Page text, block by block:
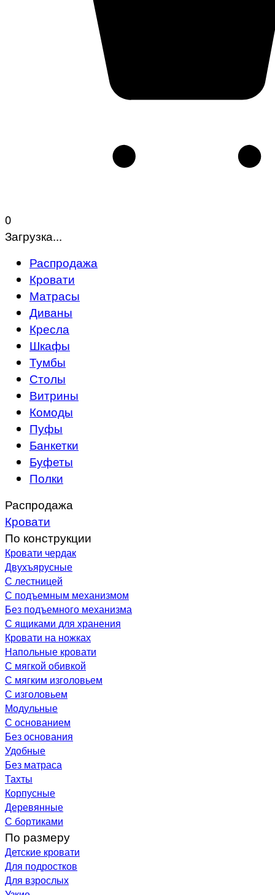
0
Загрузка...
Распродажа
Кровати
Матрасы
Диваны
Кресла
Шкафы
Тумбы
Столы
Витрины
Комоды
Пуфы
Банкетки
Буфеты
Полки
Распродажа
Кровати
По конструкции
Кровати чердак
Двухъярусные
С лестницей
С подъемным механизмом
Без подъемного механизма
С ящиками для хранения
Кровати на ножках
Напольные кровати
С мягкой обивкой
С мягким изголовьем
С изголовьем
Модульные
С основанием
Без основания
Удобные
Без матраса
Тахты
Корпусные
Деревянные
С бортиками
По размеру
Детские кровати
Для подростков
Для взрослых